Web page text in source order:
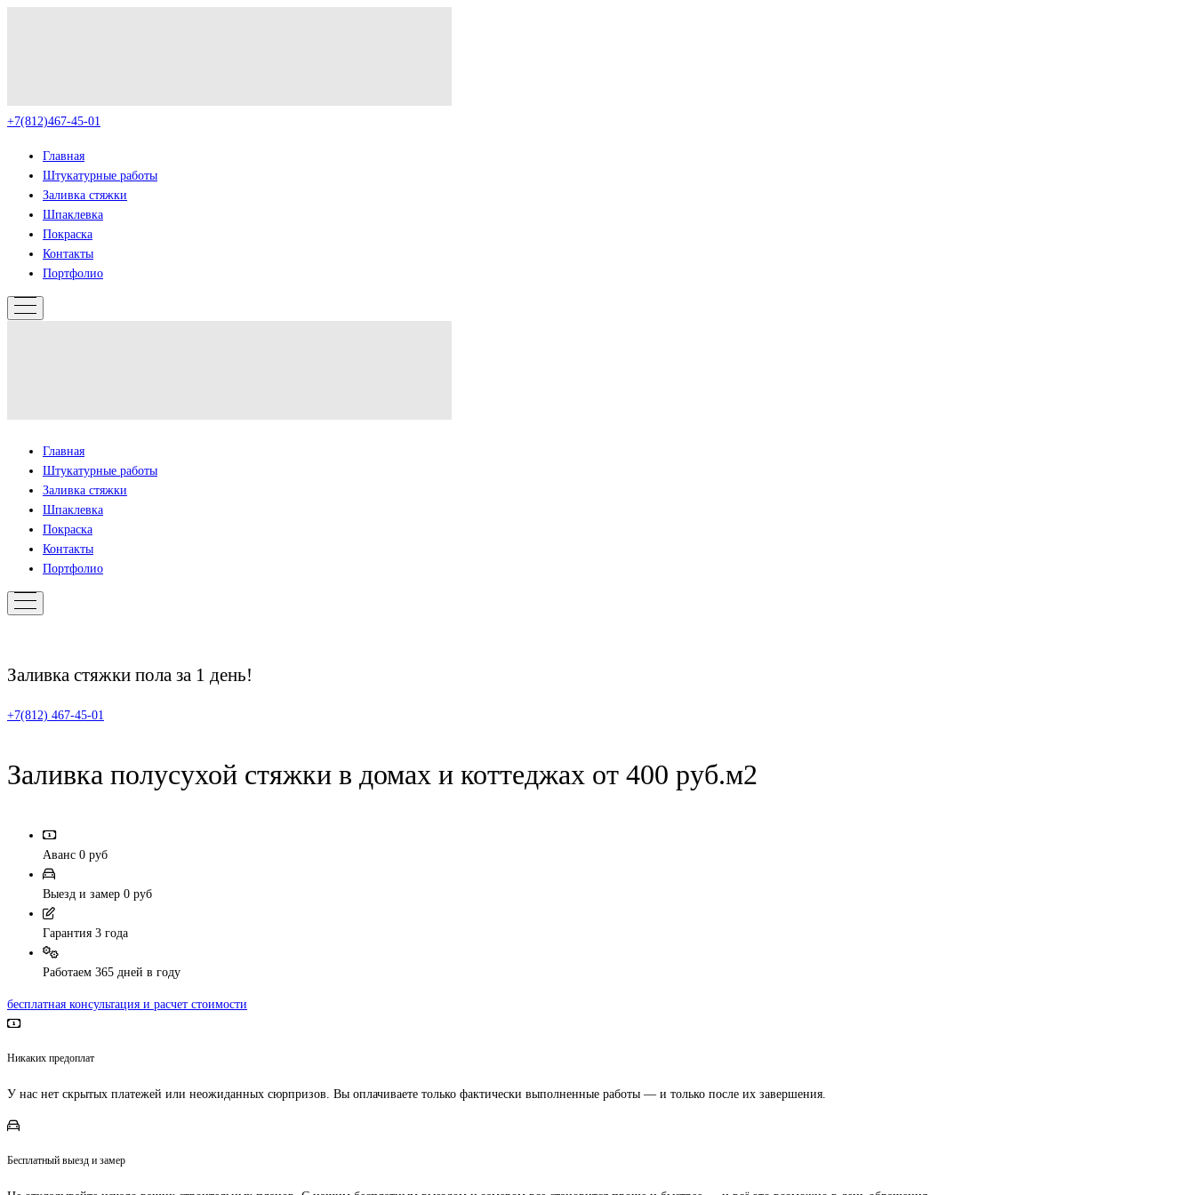
+7(812)467-45-01
Главная
Штукатурные работы
Заливка стяжки
Шпаклевка
Покраска
Контакты
Портфолио
Главная
Штукатурные работы
Заливка стяжки
Шпаклевка
Покраска
Контакты
Портфолио
Заливка стяжки пола за 1 день!
+7(812) 467-45-01
Заливка полусухой стяжки в домах и коттеджах от 400 руб.м2
Аванс 0 руб
Выезд и замер 0 руб
Гарантия 3 года
Работаем 365 дней в году
бесплатная консультация и расчет стоимости
Никаких предоплат
У нас нет скрытых платежей или неожиданных сюрпризов. Вы оплачиваете только фактически выполненные работы — и только после их завершения.
Бесплатный выезд и замер